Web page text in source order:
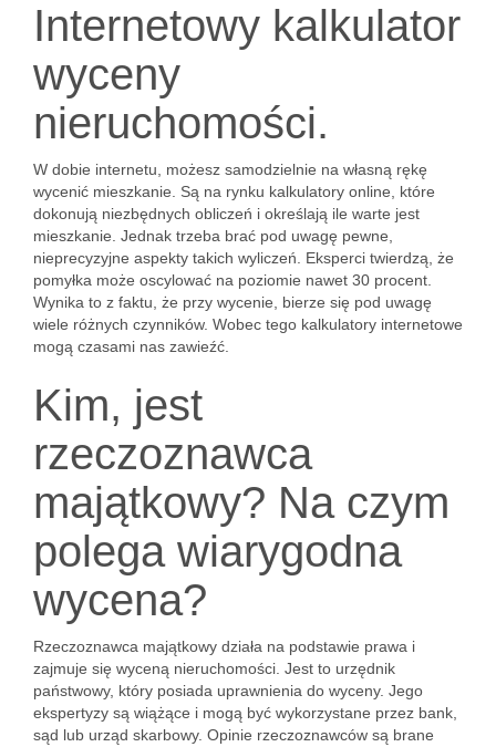
Internetowy kalkulator
wyceny
nieruchomości.
W dobie internetu, możesz samodzielnie na własną rękę
wycenić mieszkanie. Są na rynku kalkulatory online, które
dokonują niezbędnych obliczeń i określają ile warte jest
mieszkanie. Jednak trzeba brać pod uwagę pewne,
nieprecyzyjne aspekty takich wyliczeń. Eksperci twierdzą, że
pomyłka może oscylować na poziomie nawet 30 procent.
Wynika to z faktu, że przy wycenie, bierze się pod uwagę
wiele różnych czynników. Wobec tego kalkulatory internetowe
mogą czasami nas zawieźć.
Kim, jest
rzeczoznawca
majątkowy? Na czym
polega wiarygodna
wycena?
Rzeczoznawca majątkowy działa na podstawie prawa i
zajmuje się wyceną nieruchomości. Jest to urzędnik
państwowy, który posiada uprawnienia do wyceny. Jego
ekspertyzy są wiążące i mogą być wykorzystane przez bank,
sąd lub urząd skarbowy. Opinie rzeczoznawców są brane